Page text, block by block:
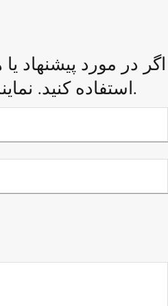
اگر در مورد پیشنهاد
استفاده کنید. نماینده فروش ما ظرف 24 ساعت با شما تماس خواهد گرفت.